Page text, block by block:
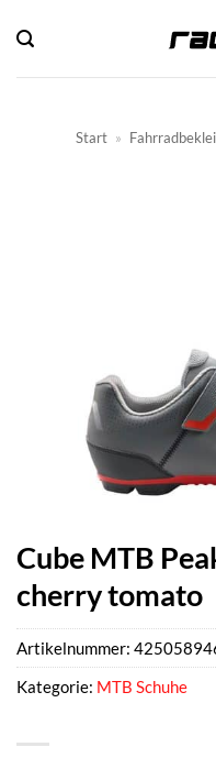
Inhalt
springen
Start »
Cube MTB
cherry tomato
Artikelnummer:
Kategorie: MTB Schuhe